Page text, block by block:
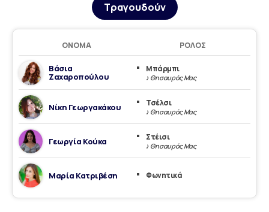
Τραγουδούν
ΌΝΟΜΑ ΡΌΛΟΣ
Βάσια
Ζαχαροπούλου
Μπάρμπι
♪ Θησαυρός Μας
Νίκη Γεωργακάκου Τσέλσι
♪ Θησαυρός Μας
Γεωργία Κούκα Στέισι
♪ Θησαυρός Μας
Μαρία Κατριβέση Φωνητικά